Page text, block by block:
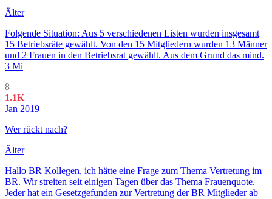
Älter
Folgende Situation: Aus 5 verschiedenen Listen wurden insgesamt
15 Betriebsräte gewählt. Von den 15 Mitgliedern wurden 13 Männer
und 2 Frauen in den Betriebsrat gewählt. Aus dem Grund das mind.
3 Mi
8
1.1K
Jan 2019
Wer rückt nach?
Älter
Hallo BR Kollegen, ich hätte eine Frage zum Thema Vertretung im
BR. Wir streiten seit einigen Tagen über das Thema Frauenquote.
Jeder hat ein Gesetzgefunden zur Vertretung der BR Mitglieder ab